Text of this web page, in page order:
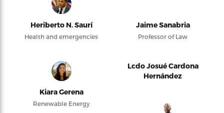
Heriberto N. Saurí
Health and emergencies
Jaime Sanabria
Professor of Law
Kiara Gerena
Renewable Energy
Lcdo Josué Cardona
Hernández